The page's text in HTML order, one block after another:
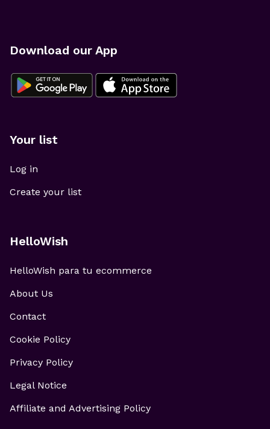
Download our App
Your list
Log in
Create your list
HelloWish
HelloWish para tu ecommerce
About Us
Contact
Cookie Policy
Privacy Policy
Legal Notice
Affiliate and Advertising Policy